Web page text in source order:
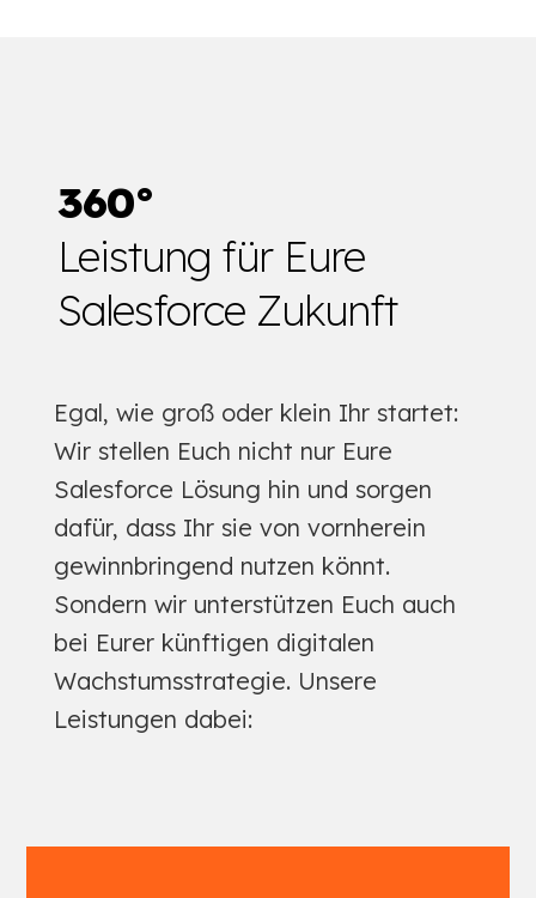
360°
Leistung für Eure
Salesforce Zukunft
Egal, wie groß oder klein Ihr startet:
Wir stellen Euch nicht nur Eure
Salesforce Lösung hin und sorgen
dafür, dass Ihr sie von vornherein
gewinnbringend nutzen könnt.
Sondern wir unterstützen Euch auch
bei Eurer künftigen digitalen
Wachstumsstrategie. Unsere
Leistungen dabei: